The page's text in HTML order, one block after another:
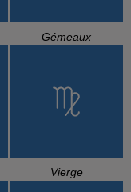
Gémeaux
Vierge